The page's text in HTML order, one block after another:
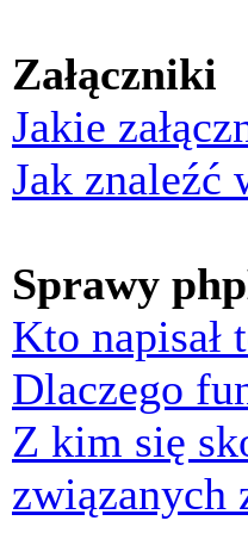
Załączniki
Jakie
Jak znaleźć
Sprawy
Kto napisał
Dlaczego
Z kim się
związanych